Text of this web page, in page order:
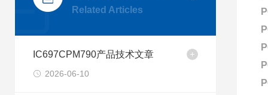
Related Articles
IC697CPM790产品技术文章
2026-06-10